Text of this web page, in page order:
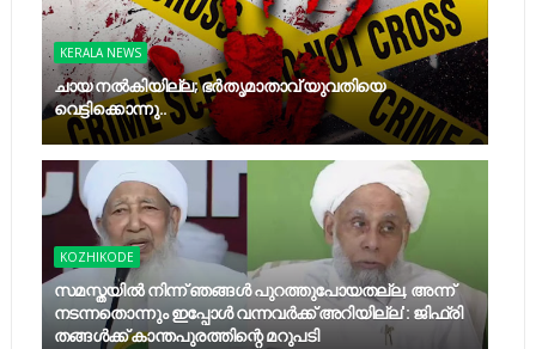
KERALA NEWS
ചായ നൽകിയില്ല; ഭർതൃമാതാവ് യുവതിയെ
വെട്ടിക്കൊന്നു..
KOZHIKODE
സമസ്തയിൽ നിന്ന് ഞങ്ങള്‍ പുറത്തുപോയതല്ല, അന്ന്
നടന്നതൊന്നും ഇപ്പോൾ വന്നവർക്ക് അറിയില്ല': ജിഫ്രി
തങ്ങൾക്ക് കാന്തപുരത്തിന്റെ മറുപടി